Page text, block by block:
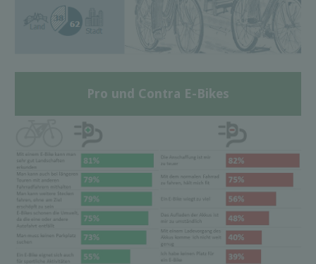
Pro und Contra E-Bikes